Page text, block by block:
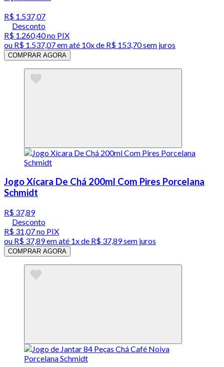
R$ 1.537,07
Desconto
R$ 1.260,40no PIX
ou R$ 1.537,07em até 10x de R$ 153,70 sem juros
COMPRAR AGORA
Jogo Xícara De Chá 200ml Com Pires Porcelana
Schmidt
R$ 37,89
Desconto
R$ 31,07no PIX
ou R$ 37,89em até 1x de R$ 37,89sem juros
COMPRAR AGORA